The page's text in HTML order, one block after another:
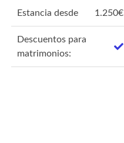
Estancia desde 1.250€
Descuentos para
matrimonios: